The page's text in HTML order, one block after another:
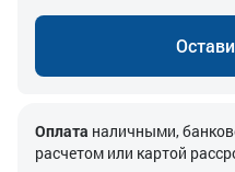
Оплата наличными,
расчетом или картой